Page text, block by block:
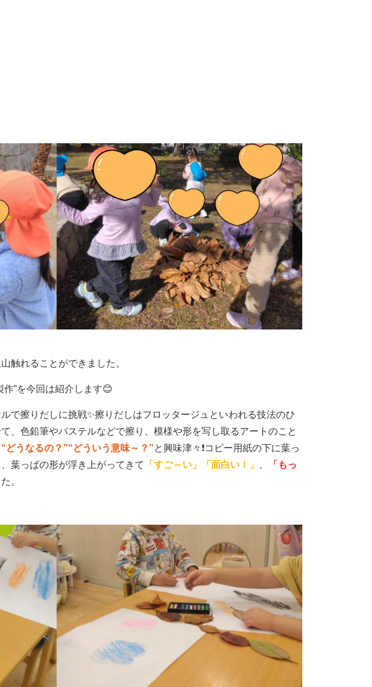
触れることができました。
”を今回は紹介します😊
で擦りだしに挑戦✨擦りだしはフロッタージュといわれる技法のひ
、色鉛筆やパステルなどで擦り、模様や形を写し取るアートのこと
“どうなるの？”“どういう意味～？”と興味津々❗コピー用紙の下に葉っ
葉っぱの形が浮き上がってきて
「すご～い」「面白い！」
「もっ
。